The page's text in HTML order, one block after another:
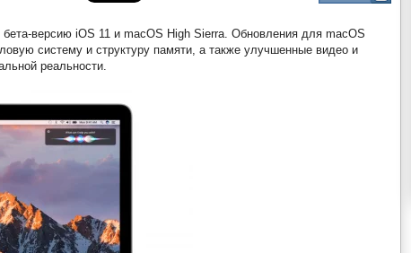
версию iOS 11 и macOS High Sierra. Обновления для macOS
систему и структуру памяти, а также улучшенные видео и
реальности.